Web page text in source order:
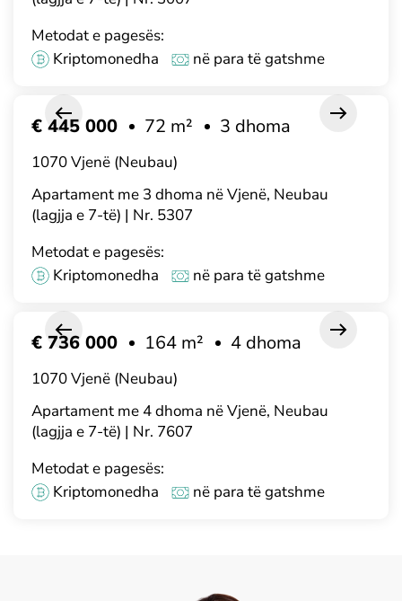
Metodat e pagesës:
Kriptomonedha
në para të gatshme
Apartament me 3 dhoma në Vjenë, Neubau
(lagjja e 7-të) | Nr. 5307
€ 445 000 72 m² 3 dhoma
1070 Vjenë (Neubau)
Metodat e pagesës:
Kriptomonedha
në para të gatshme
Apartament me 4 dhoma në Vjenë, Neubau
(lagjja e 7-të) | Nr. 7607
€ 736 000 164 m² 4 dhoma
1070 Vjenë (Neubau)
Metodat e pagesës:
Kriptomonedha
në para të gatshme